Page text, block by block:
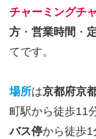
チャーミングチ
方 ・ 営業時間 ・
てです。
場所は京都府京
町駅から徒歩11
バス停から徒歩1